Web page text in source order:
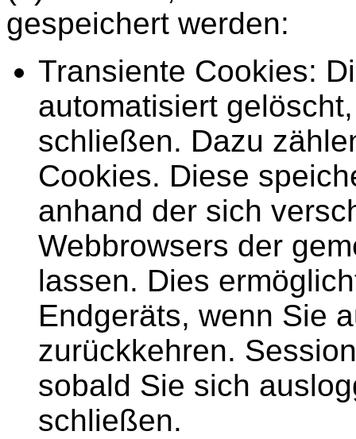
gespeichert werden:
Transiente Cookies:
automatisiert
schließen. Dazu
Cookies. Diese
anhand der sich
Webbrowsers der
lassen. Dies
Endgeräts, wenn Sie
zurückkehren.
sobald Sie sich
schließen.